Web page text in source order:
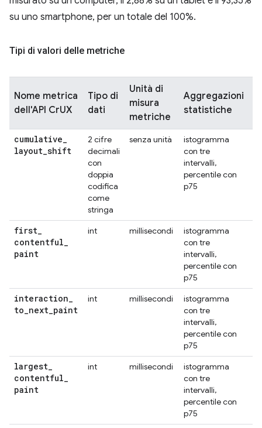
su uno smartphone, per un totale del 100%.
Tipi di valori delle metriche
Nome metrica
dell'API CrUX
Tipo di
dati
Unità di
misura
metriche
Aggregazioni
statistiche
cumulative_
layout_shift
2 cifre
decimali
con
doppia
codifica
come
stringa
senza unità
istogramma
con tre
intervalli,
percentile con
p75
first_
contentful_
paint
int millisecondi
istogramma
con tre
intervalli,
percentile con
p75
interaction_
to_next_paint
int millisecondi
istogramma
con tre
intervalli,
percentile con
p75
largest_
contentful_
paint
int millisecondi
istogramma
con tre
intervalli,
percentile con
p75